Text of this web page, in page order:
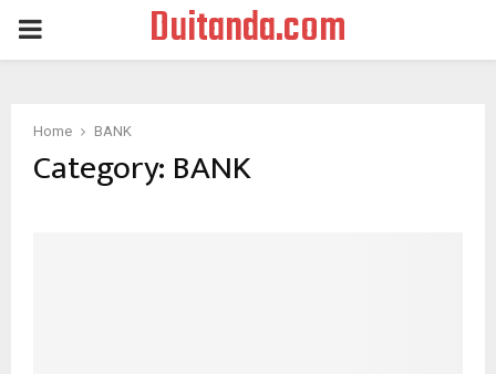
PRIMARY
Duitanda.com
Home BANK
Category: BANK